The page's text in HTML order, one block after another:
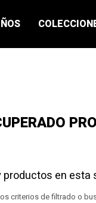
productos en esta
criterios de filtrado o